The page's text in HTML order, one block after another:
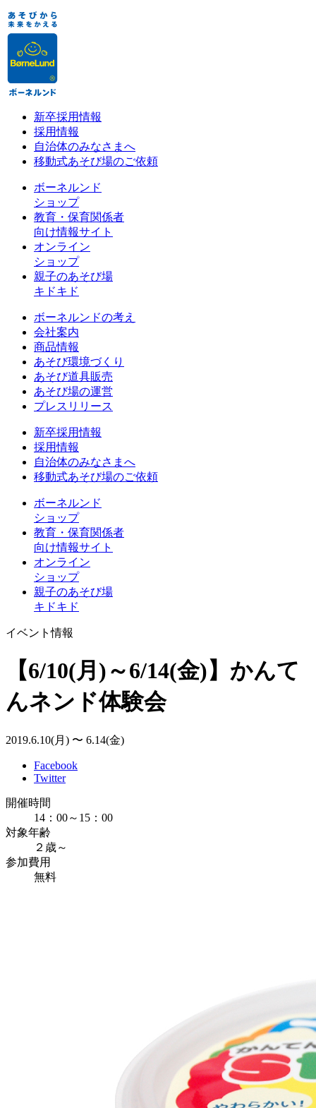
新卒採用情報
採用情報
自治体のみなさまへ
移動式あそび場のご依頼
ボーネルンド
ショップ
教育・保育関係者
向け情報サイト
オンライン
ショップ
親子のあそび場
キドキド
ボーネルンドの考え
会社案内
商品情報
あそび環境づくり
あそび道具販売
あそび場の運営
プレスリリース
新卒採用情報
採用情報
自治体のみなさまへ
移動式あそび場のご依頼
ボーネルンド
ショップ
教育・保育関係者
向け情報サイト
オンライン
ショップ
親子のあそび場
キドキド
イベント情報
【6/10(月)～6/14(金)】かんて
んネンド体験会
2019.6.10(月) 〜 6.14(金)
Facebook
Twitter
開催時間
14：00～15：00
対象年齢
２歳～
参加費用
無料